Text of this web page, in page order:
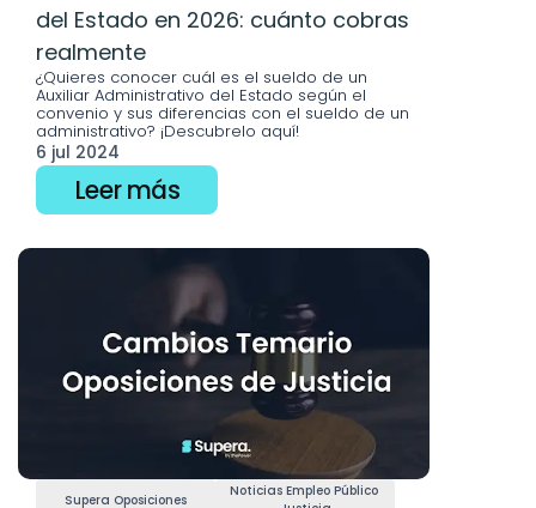
del Estado en 2026: cuánto cobras
realmente
¿Quieres conocer cuál es el sueldo de un
Auxiliar Administrativo del Estado según el
convenio y sus diferencias con el sueldo de un
administrativo? ¡Descubrelo aquí!
6 jul 2024
Leer más
Supera Oposiciones
Noticias Empleo Público